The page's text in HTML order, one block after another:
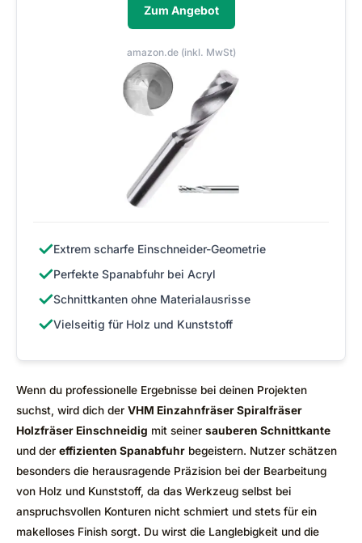
Zum Angebot
amazon.de (inkl. MwSt)
✓Extrem scharfe Einschneider-Geometrie
✓Perfekte Spanabfuhr bei Acryl
✓Schnittkanten ohne Materialausrisse
✓Vielseitig für Holz und Kunststoff
Wenn du professionelle Ergebnisse bei deinen Projekten
suchst, wird dich der VHM Einzahnfräser Spiralfräser
Holzfräser Einschneidig mit seiner sauberen Schnittkante
und der effizienten Spanabfuhr begeistern. Nutzer schätzen
besonders die herausragende Präzision bei der Bearbeitung
von Holz und Kunststoff, da das Werkzeug selbst bei
anspruchsvollen Konturen nicht schmiert und stets für ein
makelloses Finish sorgt. Du wirst die Langlebigkeit und die